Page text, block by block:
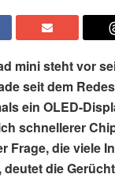
mini steht vor
seit dem
ein OLED-
schnellerer
Frage, die viele
die